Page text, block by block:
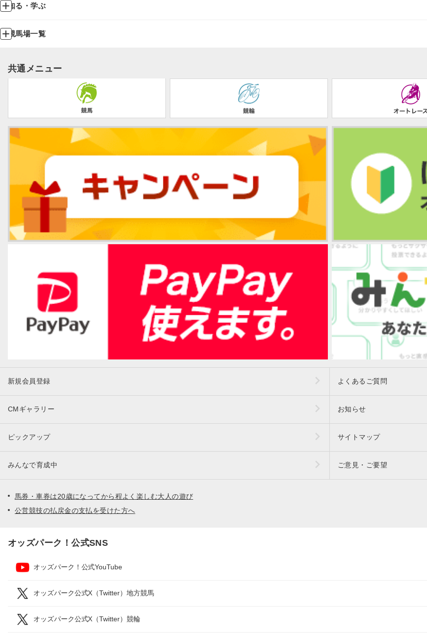
知る・学ぶ
競馬場一覧
共通メニュー
新規会員登録 よくあるご質問
CMギャラリー お知らせ
ピックアップ サイトマップ
みんなで育成中 ご意見・ご要望
馬券・車券は20歳になってから程よく楽しむ大人の遊び
公営競技の払戻金の支払を受けた方へ
オッズパーク！公式SNS
オッズパーク！公式YouTube
オッズパーク公式X（Twitter）地方競馬
オッズパーク公式X（Twitter）競輪